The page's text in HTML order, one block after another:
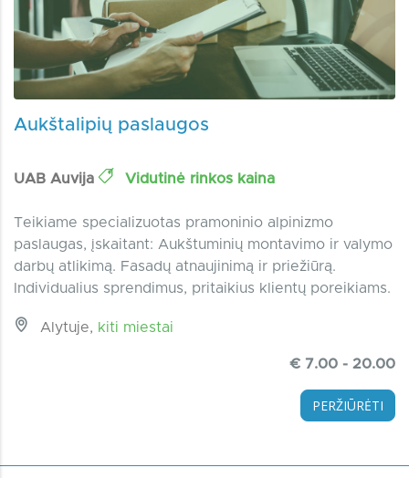
Aukštalipių paslaugos
UAB Auvija Vidutinė rinkos kaina
Teikiame specializuotas pramoninio alpinizmo
paslaugas, įskaitant: Aukštuminių montavimo ir valymo
darbų atlikimą. Fasadų atnaujinimą ir priežiūrą.
Individualius sprendimus, pritaikius klientų poreikiams.
Alytuje, kiti miestai
€ 7.00 - 20.00
PERŽIŪRĖTI